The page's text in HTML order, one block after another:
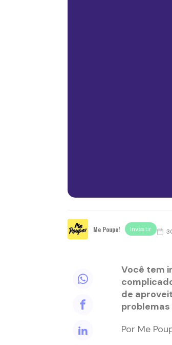
Me Poupe! Investir
Você tem
de
problemas
Por Me